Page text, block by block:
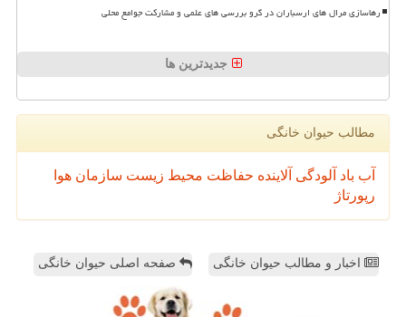
رهاسازی مرال های ارسباران در گرو بررسی های علمی و مشارکت جوامع محلی
جدیدترین ها
مطالب حیوان خانگی
آب باد آلودگی آلاینده حفاظت محیط زیست سازمان هوا
رپورتاژ
اخبار و مطالب حیوان خانگی صفحه اصلی حیوان خانگی